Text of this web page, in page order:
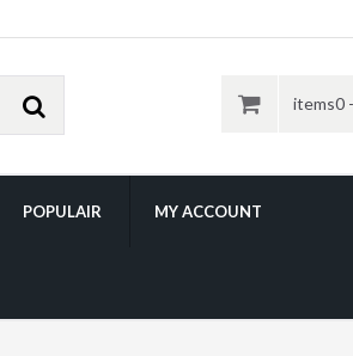
items0 -
POPULAIR MY ACCOUNT